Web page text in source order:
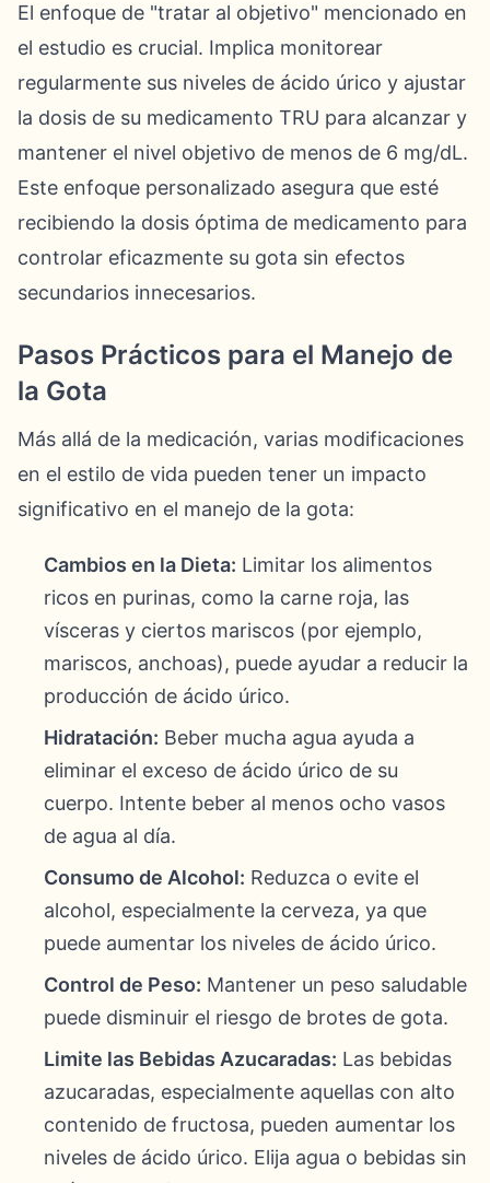
El enfoque de "tratar al objetivo" mencionado en
el estudio es crucial. Implica monitorear
regularmente sus niveles de ácido úrico y ajustar
la dosis de su medicamento TRU para alcanzar y
mantener el nivel objetivo de menos de 6 mg/dL.
Este enfoque personalizado asegura que esté
recibiendo la dosis óptima de medicamento para
controlar eficazmente su gota sin efectos
secundarios innecesarios.
Pasos Prácticos para el Manejo de
la Gota
Más allá de la medicación, varias modificaciones
en el estilo de vida pueden tener un impacto
significativo en el manejo de la gota:
Cambios en la Dieta: Limitar los alimentos
ricos en purinas, como la carne roja, las
vísceras y ciertos mariscos (por ejemplo,
mariscos, anchoas), puede ayudar a reducir la
producción de ácido úrico.
Hidratación: Beber mucha agua ayuda a
eliminar el exceso de ácido úrico de su
cuerpo. Intente beber al menos ocho vasos
de agua al día.
Consumo de Alcohol: Reduzca o evite el
alcohol, especialmente la cerveza, ya que
puede aumentar los niveles de ácido úrico.
Control de Peso: Mantener un peso saludable
puede disminuir el riesgo de brotes de gota.
Limite las Bebidas Azucaradas: Las bebidas
azucaradas, especialmente aquellas con alto
contenido de fructosa, pueden aumentar los
niveles de ácido úrico. Elija agua o bebidas sin